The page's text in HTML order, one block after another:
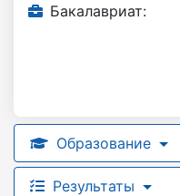
Бакалавриат:
Образование
Результаты